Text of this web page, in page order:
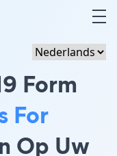
Form
For
Op Uw